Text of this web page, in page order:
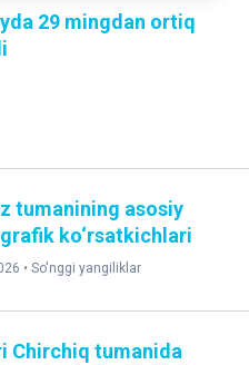
29 mingdan ortiq
tumanining asosiy
ko‘rsatkichlari
• So'nggi yangiliklar
Chirchiq tumanida